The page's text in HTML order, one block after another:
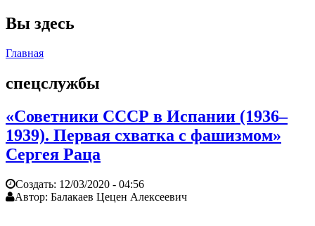
Вы здесь
Главная
спецслужбы
«Советники СССР в Испании (1936–
1939). Первая схватка с фашизмом»
Сергея Раца
Создать: 12/03/2020 - 04:56
Автор: Балакаев Цецен Алексеевич